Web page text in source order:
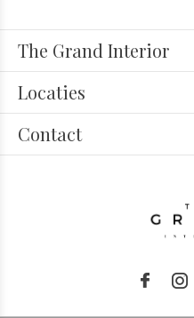
The Grand Interior
Locaties
Contact